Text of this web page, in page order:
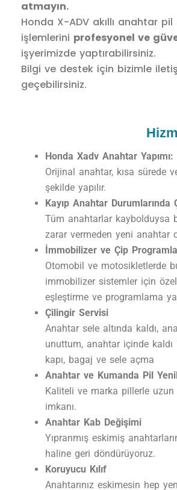
atmayın.
Honda X-ADV akıllı anahtar
işlemlerini profesyonel ve
işyerimizde yaptırabilirsiniz.
Bilgi ve destek için bizimle
geçebilirsiniz.
Honda Xadv Anahtar Yapımı:
Orijinal anahtar, kısa sürede
şekilde yapılır.
Kayıp Anahtar Durumlarında
Tüm anahtarlar kaybolduysa
zarar vermeden yeni anahtar
İmmobilizer ve Çip
Otomobil ve motosikletlerde
immobilizer sistemler için
eşleştirme ve programlama
Çilingir Servisi
Anahtar sele altında kaldı,
unuttum, anahtar içinde kaldı
kapı, bagaj ve sele açma
Anahtar ve Kumanda Pil
Kaliteli ve marka pillerle uzun
imkanı.
Anahtar Kab Değişimi
Yıpranmış eskimiş
haline geri döndürüyoruz.
Koruyucu Kılıf
Anahtarınız eskimesin hep